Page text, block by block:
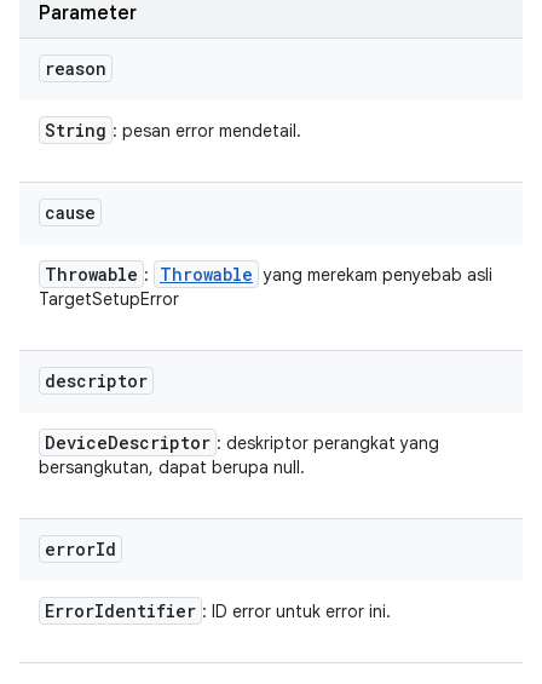
Parameter
reason
String : pesan error mendetail.
cause
Throwable : Throwable yang merekam penyebab asli
TargetSetupError
descriptor
DeviceDescriptor : deskriptor perangkat yang
bersangkutan, dapat berupa null.
errorId
ErrorIdentifier : ID error untuk error ini.